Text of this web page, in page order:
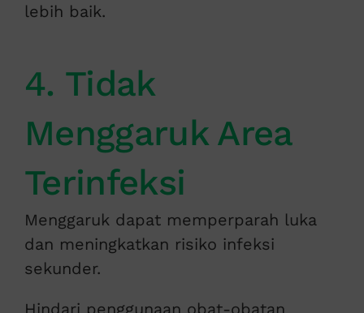
lebih baik.
4. Tidak
Menggaruk Area
Terinfeksi
Menggaruk dapat memperparah luka
dan meningkatkan risiko infeksi
sekunder.
Hindari penggunaan obat-obatan